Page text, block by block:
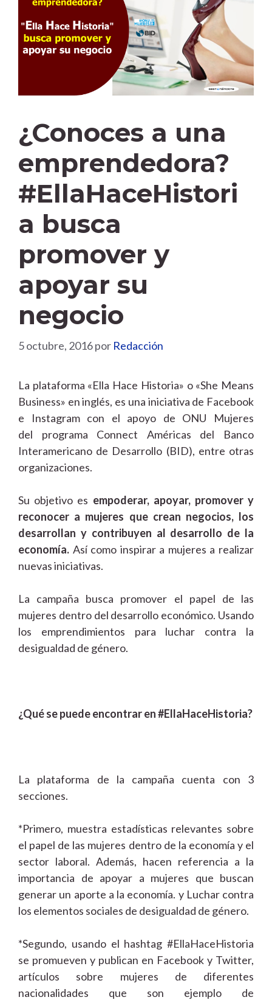
¿Conoces a una
emprendedora?
#EllaHaceHistori
a busca
promover y
apoyar su
negocio
5 octubre, 2016por Redacción
La plataforma «Ella Hace Historia» o «She Means
Business» en inglés, es una iniciativa de Facebook
e Instagram con el apoyo de ONU Mujeres
del programa Connect Américas del Banco
Interamericano de Desarrollo (BID), entre otras
organizaciones.
Su objetivo es empoderar, apoyar, promover y
reconocer a mujeres que crean negocios, los
desarrollan y contribuyen al desarrollo de la
economía. Así como inspirar a mujeres a realizar
nuevas iniciativas.
La campaña busca promover el papel de las
mujeres dentro del desarrollo económico. Usando
los emprendimientos para luchar contra la
desigualdad de género.
¿Qué se puede encontrar en #EllaHaceHistoria?
La plataforma de la campaña cuenta con 3
secciones.
*Primero, muestra estadísticas relevantes sobre
el papel de las mujeres dentro de la economía y el
sector laboral. Además, hacen referencia a la
importancia de apoyar a mujeres que buscan
generar un aporte a la economía. y Luchar contra
los elementos sociales de desigualdad de género.
*Segundo, usando el hashtag #EllaHaceHistoria
se promueven y publican en Facebook y Twitter,
artículos sobre mujeres de diferentes
nacionalidades que son ejemplo de